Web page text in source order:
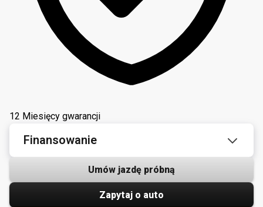
12 Miesięcy gwarancji
Finansowanie
Umów jazdę próbną
Zapytaj o auto